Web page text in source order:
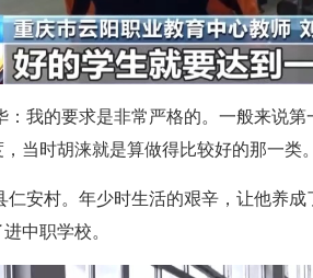
我的要求是非常严格的。一般来说
当时胡涞就是算做得比较好的那一类。
安村。年少时生活的艰辛，让他养
中职学校。